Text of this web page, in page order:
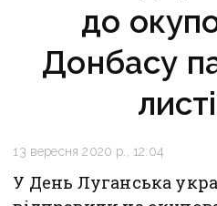
до
Донбасу
13 вересня 2020 р., 12:04
У День Луганська